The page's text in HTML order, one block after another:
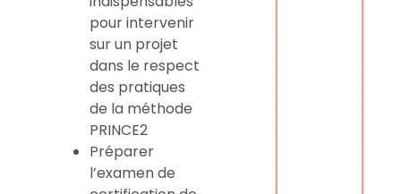
pour intervenir
sur un projet
dans le respect
des pratiques
de la méthode
PRINCE2
Préparer
l’examen de